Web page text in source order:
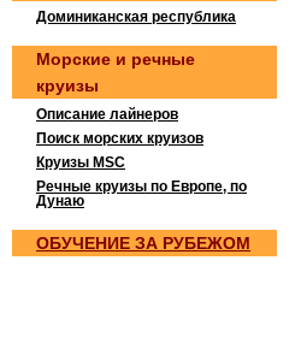
Доминиканская республика
Морские и речные
круизы
Описание лайнеров
Поиск морских круизов
Круизы MSC
Речные круизы по Европе, по
Дунаю
OБУЧEНИE ЗА РУБEЖOМ